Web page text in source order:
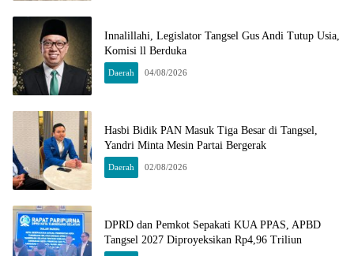
Innalillahi, Legislator Tangsel Gus Andi Tutup Usia,
Komisi ll Berduka
Daerah 04/08/2026
Hasbi Bidik PAN Masuk Tiga Besar di Tangsel,
Yandri Minta Mesin Partai Bergerak
Daerah 02/08/2026
DPRD dan Pemkot Sepakati KUA PPAS, APBD
Tangsel 2027 Diproyeksikan Rp4,96 Triliun